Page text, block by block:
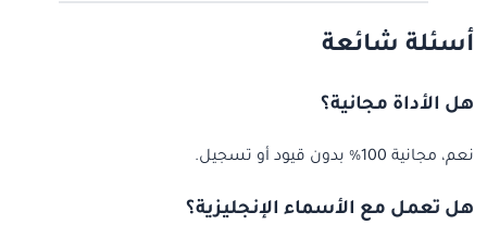
أسئلة شائعة
هل الأداة مجانية؟
نعم، مجانية 100% بدون قيود أو تسجيل.
هل تعمل مع الأسماء الإنجليزية؟